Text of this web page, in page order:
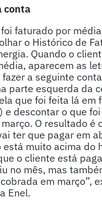
conta
faturado por
o Histórico de
Quando o
aparecem as
a seguinte
parte esquerda da
que foi feita lá em
e descontar o que
O resultado é
ter que pagar em
está muito acima do
o cliente está
no mês, mas
em março”,
Enel.